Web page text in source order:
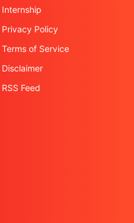
Internship
Privacy Policy
Terms of Service
Disclaimer
RSS Feed